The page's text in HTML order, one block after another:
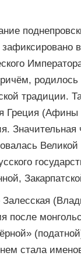
родилось
традиции.
Греция (Афины
Значительная
Залесская
после
стала